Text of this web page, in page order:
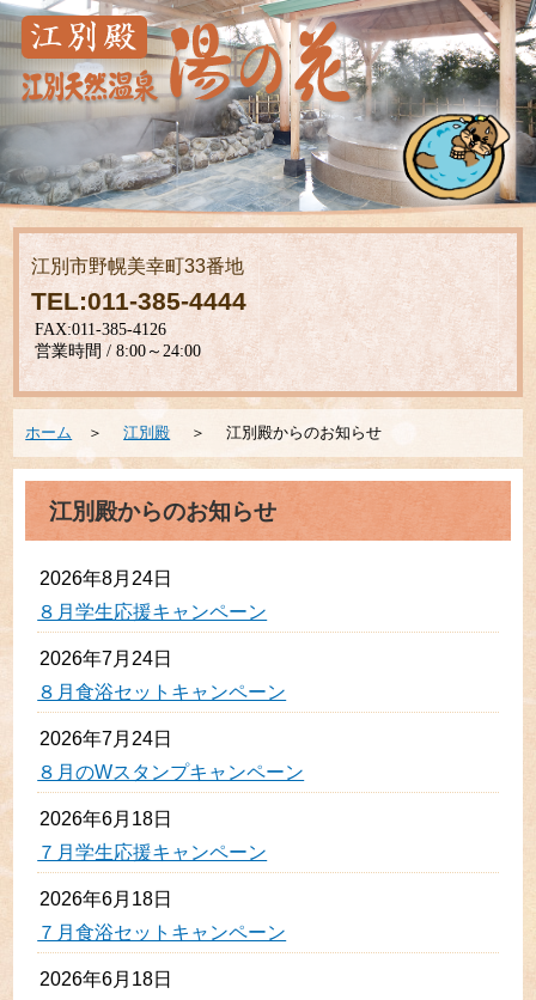
江別市野幌美幸町33番地
TEL:011-385-4444
ホーム ＞江別殿 ＞ 江別殿からのお知らせ
江別殿からのお知らせ
2026年8月24日
８月学生応援キャンペーン
2026年7月24日
８月食浴セットキャンペーン
2026年7月24日
８月のWスタンプキャンペーン
2026年6月18日
７月学生応援キャンペーン
2026年6月18日
７月食浴セットキャンペーン
2026年6月18日